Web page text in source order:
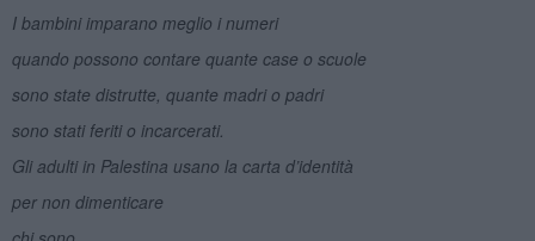
I bambini imparano meglio i numeri
quando possono contare quante case o scuole
sono state distrutte, quante madri o padri
sono stati feriti o incarcerati.
Gli adulti in Palestina usano la carta d’identità
per non dimenticare